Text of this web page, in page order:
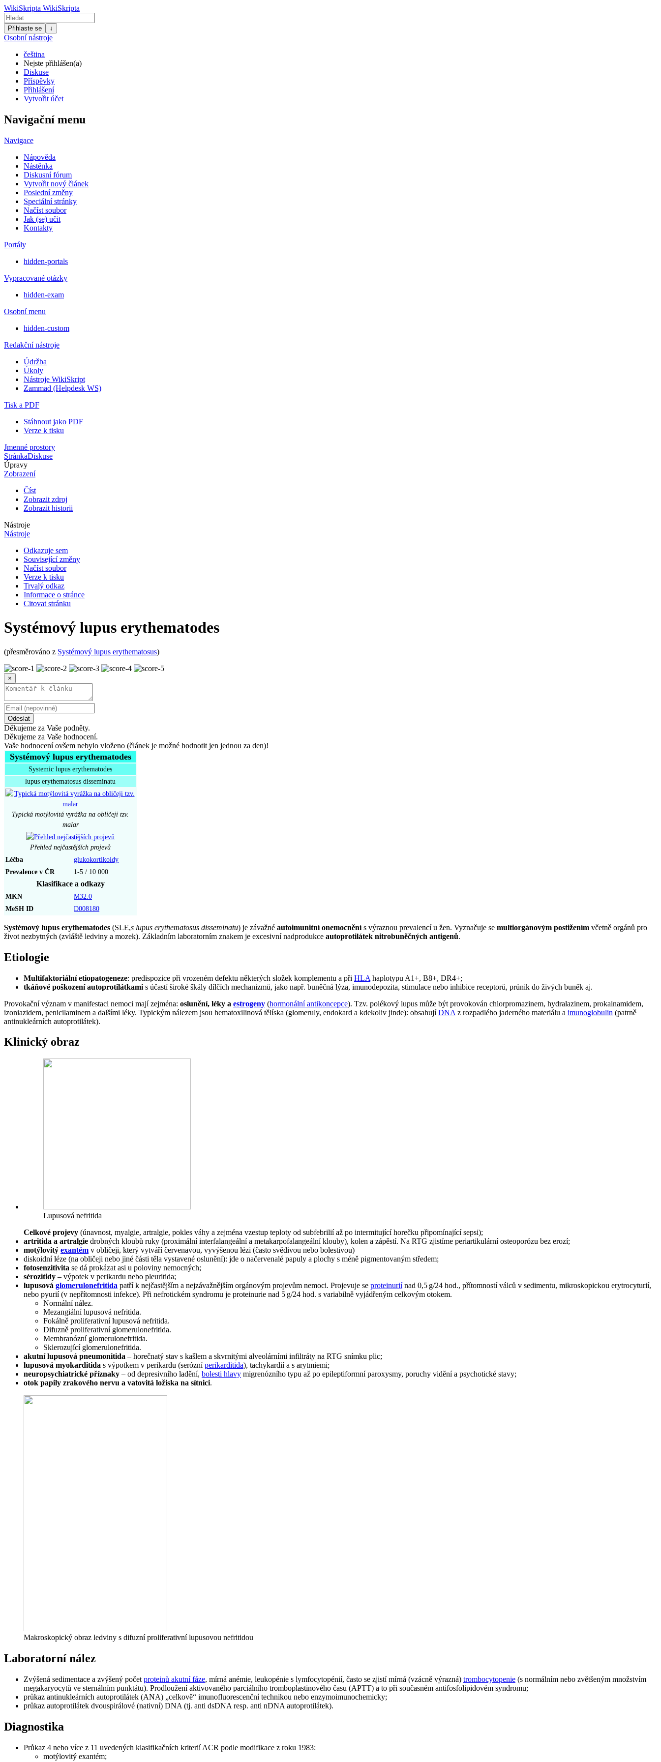
WikiSkripta WikiSkripta
Přihlaste se ↓
Osobní nástroje
čeština
Nejste přihlášen(a)
Diskuse
Příspěvky
Přihlášení
Vytvořit účet
Navigační menu
Navigace
Nápověda
Nástěnka
Diskusní fórum
Vytvořit nový článek
Poslední změny
Speciální stránky
Načíst soubor
Jak (se) učit
Kontakty
Portály
hidden-portals
Vypracované otázky
hidden-exam
Osobní menu
hidden-custom
Redakční nástroje
Údržba
Úkoly
Nástroje WikiSkript
Zammad (Helpdesk WS)
Tisk a PDF
Stáhnout jako PDF
Verze k tisku
Jmenné prostory
StránkaDiskuse
Úpravy
Zobrazení
Číst
Zobrazit zdroj
Zobrazit historii
Nástroje
Nástroje
Odkazuje sem
Související změny
Načíst soubor
Verze k tisku
Trvalý odkaz
Informace o stránce
Citovat stránku
Systémový lupus erythematodes
(přesměrováno z Systémový lupus erythematosus)
×
Odeslat
Děkujeme za Vaše podněty.
Děkujeme za Vaše hodnocení.
Vaše hodnocení ovšem nebylo vloženo (článek je možné hodnotit jen jednou za den)!
Systémový lupus erythematodes
Systemic lupus erythematodes
lupus erythematosus disseminatu
Typická motýlovitá vyrážka na obličeji tzv.
malar
Přehled nejčastějších projevů
Léčba
glukokortikoidy
Prevalence v ČR
1-5 / 10 000
Klasifikace a odkazy
MKN
M32.0
MeSH ID
D008180
Systémový lupus erythematodes (SLE,s lupus erythematosus disseminatu) je závažné autoimunitní onemocněnís výraznou prevalencí u žen. Vyznačuje se multiorgánovým postižením včetně orgánů pro
život nezbytných (zvláště ledviny a mozek). Základním laboratorním znakem je excesivní nadprodukce autoprotilátek nitrobuněčných antigenů.
Etiologie
Multifaktoriální etiopatogeneze: predispozice při vrozeném defektu některých složek komplementu a při HLA haplotypu A1+, B8+, DR4+;
tkáňové poškození autoprotilátkami s účastí široké škály dílčích mechanizmů, jako např. buněčná lýza, imunodepozita, stimulace nebo inhibice receptorů, průnik do živých buněk aj.
Provokační význam v manifestaci nemoci mají zejména: oslunění, léky a estrogeny (hormonální antikoncepce). Tzv. polékový lupus může být provokován chlorpromazinem, hydralazinem, prokainamidem,
izoniazidem, penicilaminem a dalšími léky. Typickým nálezem jsou hematoxilinová tělíska (glomeruly, endokard a kdekoliv jinde): obsahujíDNA z rozpadlého jaderného materiálu a imunoglobulin (patrně
antinukleárních autoprotilátek).
Klinický obraz
Lupusová nefritida
Celkové projevy (únavnost, myalgie, artralgie, pokles váhy a zejména vzestup teploty od subfebrilií až po intermitující horečku připomínající sepsi);
artritida a artralgie drobných kloubů ruky (proximální interfalangeální a metakarpofalangeální klouby), kolen a zápěstí. Na RTG zjistíme periartikulární osteoporózu bez erozí;
motýlovitý exantém v obličeji, který vytváří červenavou, vyvýšenou lézi (často svědivou nebo bolestivou)
diskoidní léze (na obličeji nebo jiné části těla vystavené oslunění): jde o načervenalé papuly a plochy s méně pigmentovaným středem;
fotosenzitivita se dá prokázat asi u poloviny nemocných;
sérozitidy – výpotek v perikardu nebo pleuritida;
lupusová glomerulonefritida patří k nejčastějším a nejzávažnějším orgánovým projevům nemoci. Projevuje se proteinuriínad 0,5 g/24 hod., přítomností válců v sedimentu, mikroskopickou erytrocyturií,
nebo pyurií (v nepřítomnosti infekce). Při nefrotickém syndromu je proteinurie nad 5 g/24 hod. s variabilně vyjádřeným celkovým otokem.
Normální nález.
Mezangiální lupusová nefritida.
Fokálně proliferativní lupusová nefritida.
Difuzně proliferativní glomerulonefritida.
Membranózní glomerulonefritida.
Sklerozující glomerulonefritida.
akutní lupusová pneumonitida – horečnatý stav s kašlem a skvrnitými alveolárními infiltráty na RTG snímku plic;
lupusová myokarditida s výpotkem v perikardu (serózníperikarditida), tachykardií a s arytmiemi;
neuropsychiatrické příznaky – od depresivního ladění, bolesti hlavy migrenózního typu až po epileptiformní paroxysmy, poruchy vidění a psychotické stavy;
otok papily zrakového nervu a vatovitá ložiska na sítnici.
Makroskopický obraz ledviny s difuzní proliferativní lupusovou nefritidou
Laboratorní nález
Zvýšená sedimentace a zvýšený počet proteinů akutní fáze, mírná anémie, leukopénie s lymfocytopénií, často se zjistí mírná (vzácně výrazná) trombocytopenie (s normálním nebo zvětšeným množstvím
megakaryocytů ve sternálním punktátu). Prodloužení aktivovaného parciálního tromboplastinového času (APTT) a to při současném antifosfolipidovém syndromu;
průkaz antinukleárních autoprotilátek (ANA) „celkově“ imunofluorescenční technikou nebo enzymoimunochemicky;
průkaz autoprotilátek dvouspirálové (nativní) DNA (tj. anti dsDNA resp. anti nDNA autoprotilátek).
Diagnostika
Průkaz 4 nebo více z 11 uvedených klasifikačních kriterií ACR podle modifikace z roku 1983:
motýlovitý exantém;